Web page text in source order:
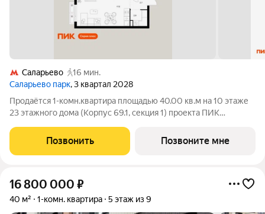
Саларьево
16 мин.
Саларьево парк, 3 квартал 2028
Продаётся 1-комн.квартира площадью 40.00 кв.м на 10 этаже
23 этажного дома (Корпус 69.1, секция 1) проекта ПИК
земли, функциональная планировка, большие окна, с отделкой.
Жилой район «Саларьево
Позвонить Позвоните мне
16 800 000 ₽
40 м² 1-комн. квартира 5 этаж из 9